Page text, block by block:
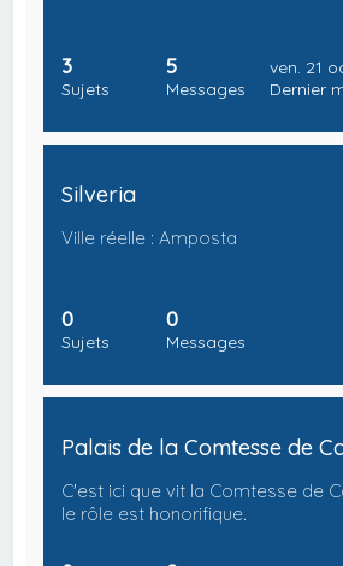
3
Sujets
5
Messages
ven. 21
Dernier
Silveria
Ville réelle : Amposta
0
Sujets
0
Messages
Palais de la Comtesse de
C'est ici que vit la Comtesse de
le rôle est honorifique.